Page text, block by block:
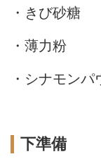
・きび砂糖
・薄力粉
・シナモンパ
下準備